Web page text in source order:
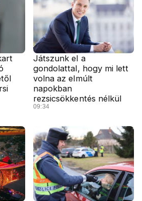
Játszunk el a
gondolattal, hogy mi lett
volna az elmúlt
napokban
rezsicsökkentés nélkül
09:34